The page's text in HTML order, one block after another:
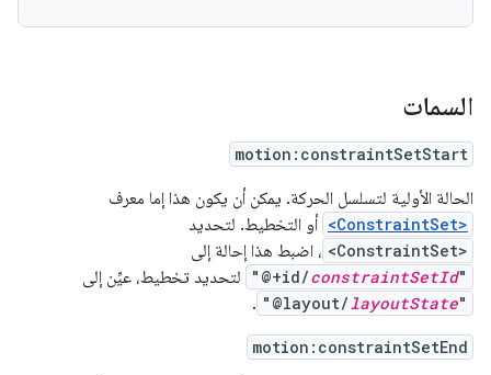
السمات
motion:constraintSetStart
الحالة الأولية لتسلسل الحركة. يمكن أن يكون هذا إما معرف
<ConstraintSet> أو التخطيط. لتحديد
<ConstraintSet> ، اضبط هذا إحالة إلى
"@+id/constraintSetId" لتحديد تخطيط، عيِّن إلى
"@layout/layoutState"
.
motion:constraintSetEnd